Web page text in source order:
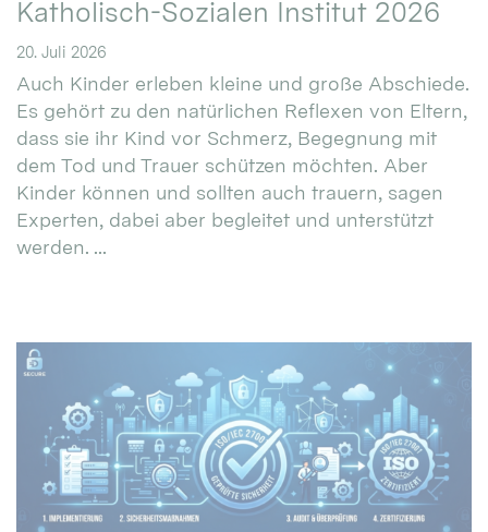
Katholisch-Sozialen Institut 2026
20. Juli 2026
Auch Kinder erleben kleine und große Abschiede.
Es gehört zu den natürlichen Reflexen von Eltern,
dass sie ihr Kind vor Schmerz, Begegnung mit
dem Tod und Trauer schützen möchten. Aber
Kinder können und sollten auch trauern, sagen
Experten, dabei aber begleitet und unterstützt
werden. ...